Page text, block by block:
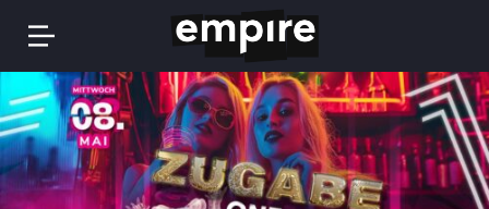
Springe
zum
Inhalt